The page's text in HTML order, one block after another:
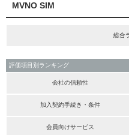
MVNO SIM
総合
評価項目別ランキング
会社の信頼性
加入契約手続き・条件
会員向けサービス